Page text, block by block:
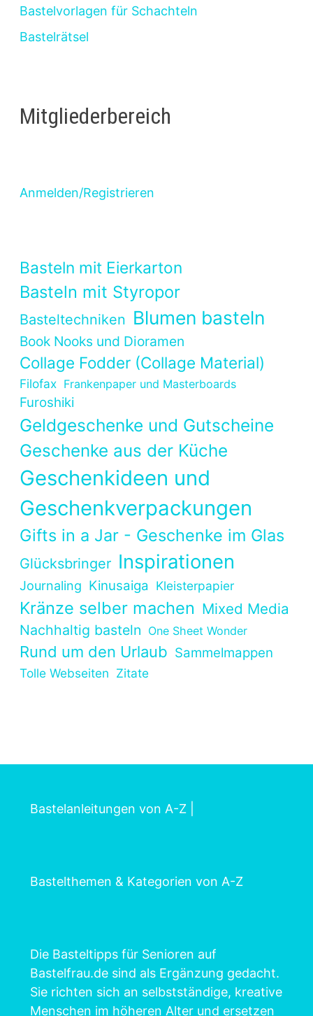
Bastelvorlagen für Schachteln
Bastelrätsel
Mitgliederbereich
Anmelden/Registrieren
Basteln mit Eierkarton
Basteln mit Styropor
Basteltechniken Blumen basteln
Book Nooks und Dioramen
Collage Fodder (Collage Material)
Filofax Frankenpaper und Masterboards
Furoshiki
Geldgeschenke und Gutscheine
Geschenke aus der Küche
Geschenkideen und
Geschenkverpackungen
Gifts in a Jar - Geschenke im Glas
Glücksbringer Inspirationen
Journaling Kinusaiga Kleisterpapier
Kränze selber machen Mixed Media
Nachhaltig basteln One Sheet Wonder
Rund um den Urlaub Sammelmappen
Tolle Webseiten Zitate
Bastelanleitungen von A-Z
Bastelthemen & Kategorien von A-Z
Die Basteltipps für Senioren auf
Bastelfrau.de sind als Ergänzung gedacht.
Sie richten sich an selbstständige, kreative
Menschen im höheren Alter und ersetzen